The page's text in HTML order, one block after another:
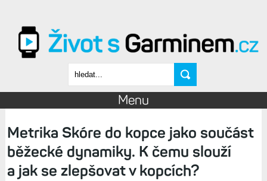
Vyhledávání
Menu
Metrika Skóre do kopce jako součást
běžecké dynamiky. K čemu slouží
a jak se zlepšovat v kopcích?